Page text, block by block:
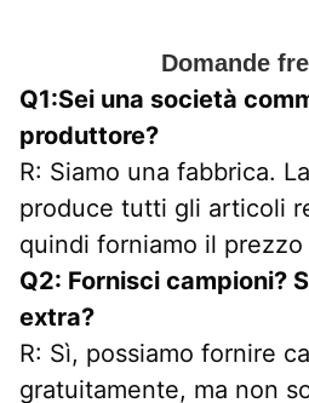
Domande
Q1:Sei una società
produttore?
R: Siamo una fabbrica.
produce tutti gli articoli
quindi forniamo il prezzo
Q2: Fornisci campioni?
extra?
R: Sì, possiamo fornire
gratuitamente, ma non